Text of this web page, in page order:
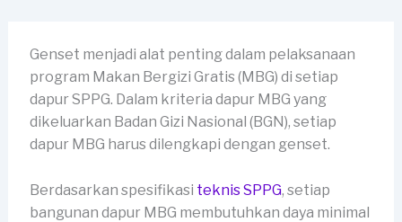
Genset menjadi alat penting dalam pelaksanaan
program Makan Bergizi Gratis (MBG) di setiap
dapur SPPG. Dalam kriteria dapur MBG yang
dikeluarkan Badan Gizi Nasional (BGN), setiap
dapur MBG harus dilengkapi dengan genset.
Berdasarkan spesifikasi teknis SPPG, setiap
bangunan dapur MBG membutuhkan daya minimal